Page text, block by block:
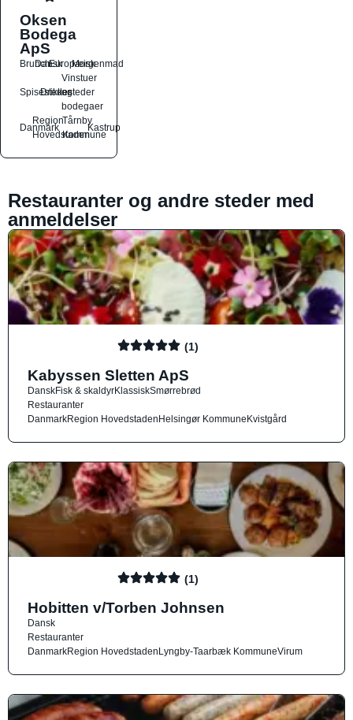
Oksen
Bodega
ApS
Brunch
DanskEuropæiskMorgenmad
Spisesteder
Drikkesteder
Vinstuer
og
bodegaer
Danmark
Region
Hovedstaden
Tårnby
Kommune
Kastrup
Restauranter og andre steder med
anmeldelser
(1)
Kabyssen Sletten ApS
DanskFisk & skaldyrKlassiskSmørrebrød
Restauranter
DanmarkRegion HovedstadenHelsingør KommuneKvistgård
(1)
Hobitten v/Torben Johnsen
Dansk
Restauranter
DanmarkRegion HovedstadenLyngby-Taarbæk KommuneVirum